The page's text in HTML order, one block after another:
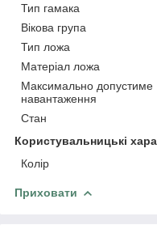
Тип гамака
Вікова група
Тип ложа
Матеріал ложа
Максимально допустиме
навантаження
Стан
Користувальницькі
Колір
Приховати